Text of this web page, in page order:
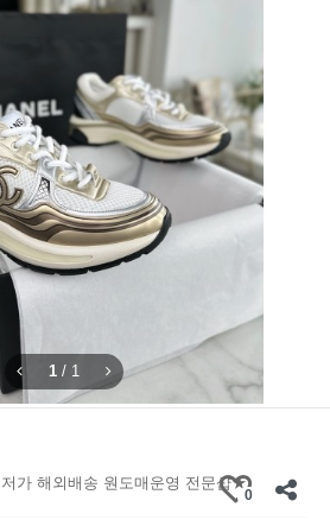
1 / 1
가 해외배송 원도매운영 전문샵★
0